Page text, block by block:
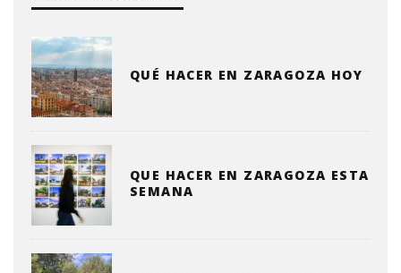
QUÉ HACER EN ZARAGOZA HOY
QUE HACER EN ZARAGOZA ESTA
SEMANA